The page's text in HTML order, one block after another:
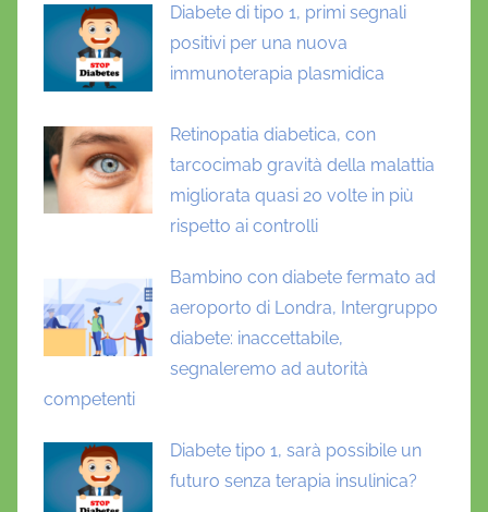
Diabete di tipo 1, primi segnali
positivi per una nuova
immunoterapia plasmidica
Retinopatia diabetica, con
tarcocimab gravità della malattia
migliorata quasi 20 volte in più
rispetto ai controlli
Bambino con diabete fermato ad
aeroporto di Londra, Intergruppo
diabete: inaccettabile,
segnaleremo ad autorità
competenti
Diabete tipo 1, sarà possibile un
futuro senza terapia insulinica?